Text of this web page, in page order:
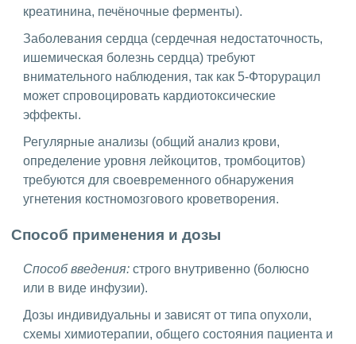
креатинина, печёночные ферменты).
Заболевания сердца (сердечная недостаточность,
ишемическая болезнь сердца) требуют
внимательного наблюдения, так как 5-Фторурацил
может спровоцировать кардиотоксические
эффекты.
Регулярные анализы (общий анализ крови,
определение уровня лейкоцитов, тромбоцитов)
требуются для своевременного обнаружения
угнетения костномозгового кроветворения.
Способ применения и дозы
Способ введения: строго внутривенно (болюсно
или в виде инфузии).
Дозы индивидуальны и зависят от типа опухоли,
схемы химиотерапии, общего состояния пациента и